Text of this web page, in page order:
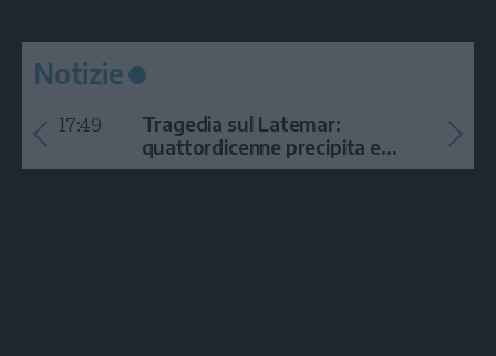
Notizie
17:49
Tragedia sul Latemar:
quattordicenne precipita e
muore